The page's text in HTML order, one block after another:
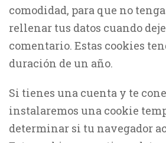
comodidad, para que no
rellenar tus datos cuando
comentario. Estas cookies
duración de un año.
Si tienes una cuenta y te
instalaremos una cookie
determinar si tu navegador